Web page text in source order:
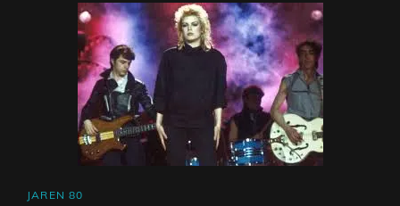
ICONEN
VAN
EEN
MUZIKAAL
TIJDPERK
CAT
JAREN 80